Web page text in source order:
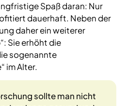
Spaß daran: Nur
dauerhaft. Neben der
daher ein weiterer
Sie erhöht die
sogenannte
im Alter.
sollte man nicht